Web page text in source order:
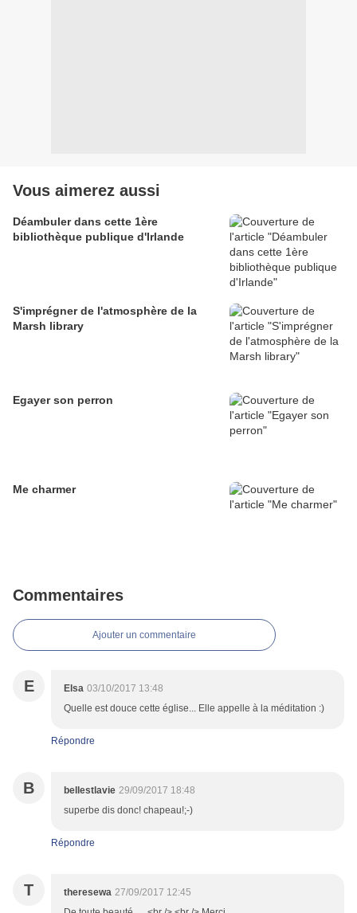
Vous aimerez aussi
Déambuler dans cette 1ère
bibliothèque publique d'Irlande
S'imprégner de l'atmosphère de la
Marsh library
Egayer son perron
Me charmer
Commentaires
Ajouter un commentaire
E Elsa 03/10/2017 13:48
Quelle est douce cette église... Elle appelle à la méditation :)
Répondre
B bellestlavie 29/09/2017 18:48
superbe dis donc! chapeau!;-)
Répondre
T theresewa 27/09/2017 12:45